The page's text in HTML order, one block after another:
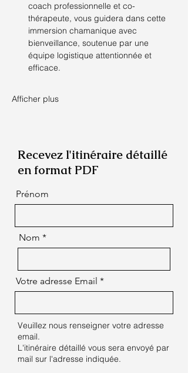
coach professionnelle et co-
thérapeute, vous guidera dans cette
immersion chamanique avec
bienveillance, soutenue par une
équipe logistique attentionnée et
efficace.
Afficher plus
Recevez l'itinéraire détaillé
en format PDF
Prénom
Nom
Votre adresse Email
Veuillez nous renseigner votre adresse
email.
L'itinéraire détaillé vous sera envoyé par
mail sur l'adresse indiquée.